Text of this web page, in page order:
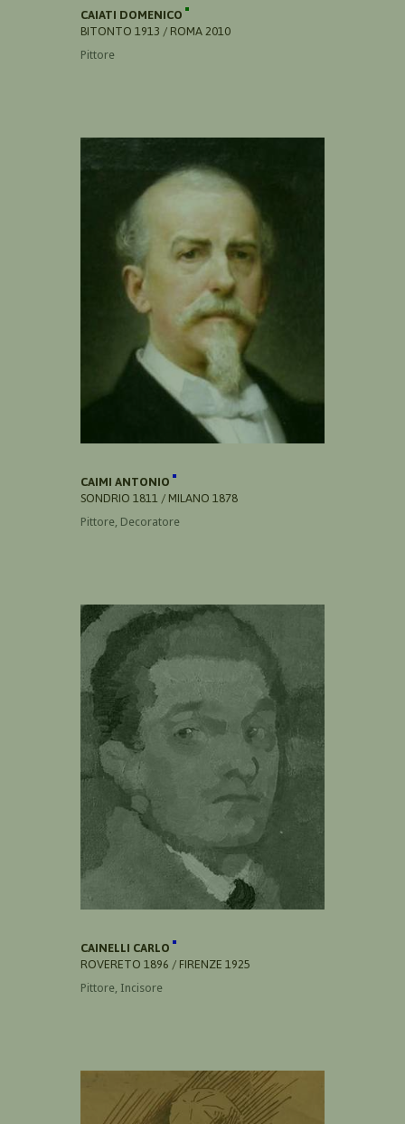
CAIATI DOMENICO
BITONTO 1913 / ROMA 2010
Pittore
CAIMI ANTONIO
SONDRIO 1811 / MILANO 1878
Pittore, Decoratore
CAINELLI CARLO
ROVERETO 1896 / FIRENZE 1925
Pittore, Incisore